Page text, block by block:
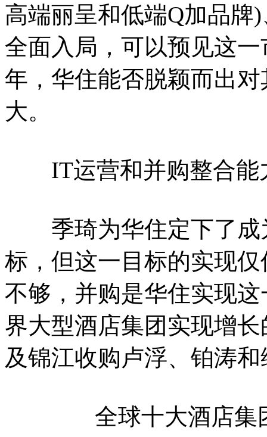
高端丽呈和低端Q加品牌
全面入局，可以预见这
年，华住能否脱颖而出
大。
IT运营和并购整合能
季琦为华住定下了成
标，但这一目标的实现
不够，并购是华住实现
界大型酒店集团实现增
及锦江收购卢浮、铂涛
全球十大酒店集